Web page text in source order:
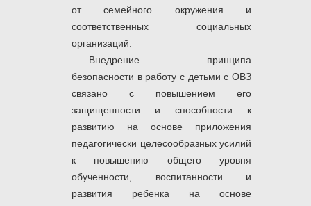
от семейного окружения и
соответственных социальных
организаций.
Внедрение принципа
безопасности в работу с детьми с ОВЗ
связано с повышением его
защищенности и способности к
развитию на основе приложения
педагогически целесообразных усилий
к повышению общего уровня
обученности, воспитанности и
развития ребенка на основе